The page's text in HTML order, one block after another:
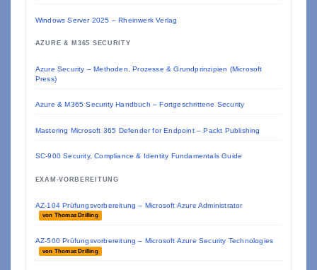
Windows Server 2025 – Rheinwerk Verlag
AZURE & M365 SECURITY
Azure Security – Methoden, Prozesse & Grundprinzipien (Microsoft
Press)
Azure & M365 Security Handbuch – Fortgeschrittene Security
Mastering Microsoft 365 Defender for Endpoint – Packt Publishing
SC-900 Security, Compliance & Identity Fundamentals Guide
EXAM-VORBEREITUNG
AZ-104 Prüfungsvorbereitung – Microsoft Azure Administrator
von Thomas Drilling
AZ-500 Prüfungsvorbereitung – Microsoft Azure Security Technologies
von Thomas Drilling